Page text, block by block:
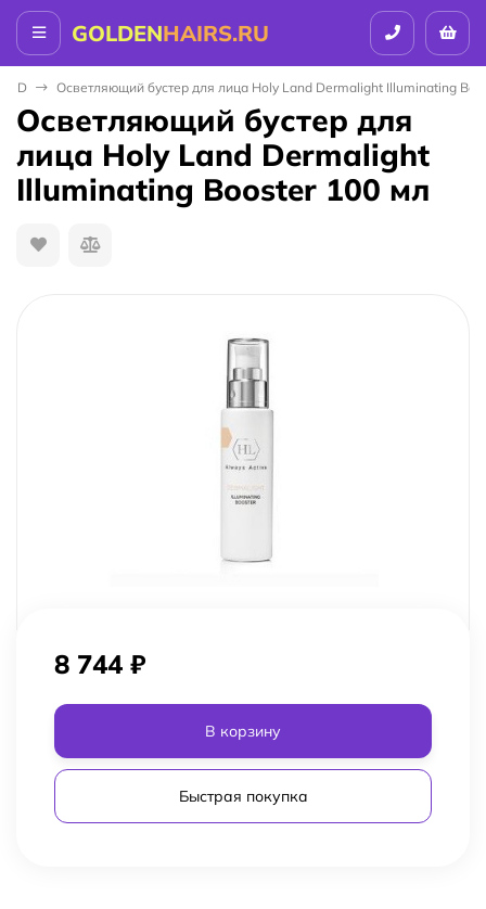
GOLDENHAIRS.RU
Осветляющий бустер для лица Holy Land Dermalight Illuminating
Осветляющий бустер для
лица Holy Land Dermalight
Illuminating Booster 100 мл
8 744 ₽
В корзину
Быстрая покупка